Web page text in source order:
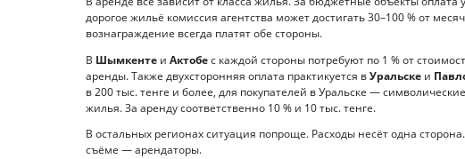
дорогое жильё комиссия агентства может достигать 30–100 % от
вознаграждение всегда платят обе стороны.
В Шымкенте и Актобес каждой стороны потребуют по 1 % от
аренды. Также двухсторонняя оплата практикуется вУральске и
в 200 тыс. тенге и более, для покупателей в Уральске —
жилья. За аренду соответственно 10 % и 10 тыс. тенге.
В остальных регионах ситуация попроще. Расходы несёт одна
съёме — арендаторы.